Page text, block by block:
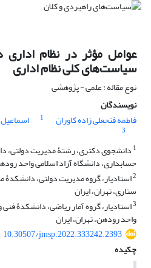
عوامل مؤثر در نظام
سیاست‌های کلی نظام اداری
نوع مقاله : علمی - پژوهشی
نویسندگان
فاطمه فتحعلی زاده کاوران
1
3
1 دانشجوی دکتری، رشتۀ مدیریت دولتی،
حسابداری، دانشگاه آزاد اسلامی واحد
2استادیار، گروه مدیریت دولتی،
ستاری، تهران، ایران
3استادیار، گروه آمار ریاضی، دانشکدۀ
واحد رودهن، تهران، ایران
10.30507/jmsp.2022.333242.2393
چکیده